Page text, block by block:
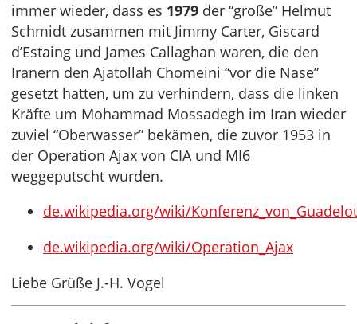
immer wieder, dass es 1979 der “große” Helmut
Schmidt zusammen mit Jimmy Carter, Giscard
d’Estaing und James Callaghan waren, die den
Iranern den Ajatollah Chomeini “vor die Nase”
gesetzt hatten, um zu verhindern, dass die linken
Kräfte um Mohammad Mossadegh im Iran wieder
zuviel “Oberwasser” bekämen, die zuvor 1953 in
der Operation Ajax von CIA und MI6
weggeputscht wurden.
de.wikipedia.org/wiki/
de.wikipedia.org/wiki/Operation_Ajax
Liebe Grüße J.-H. Vogel